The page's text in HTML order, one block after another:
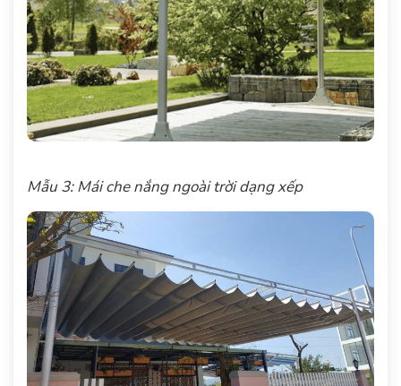
Mẫu 3: Mái che nắng ngoài trời dạng xếp